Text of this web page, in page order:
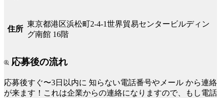
住所
東京都港区浜松町2-4-1世界貿易センタービルディン
グ南館 16階
応募後の流れ
応募後すぐ〜3日以内に 知らない電話番号やメール から連絡
が来ます！これは企業からの連絡になりますので、もし電話